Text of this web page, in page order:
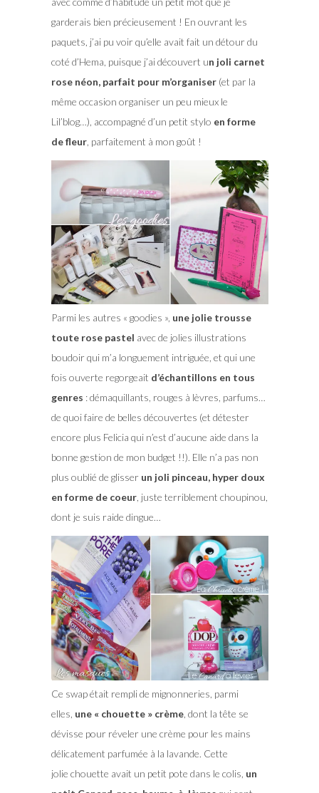
garderais bien précieusement ! En ouvrant les
paquets, j’ai pu voir qu’elle avait fait un détour du
coté d’Hema, puisque j’ai découvert un joli carnet
rose néon, parfait pour m’organiser(et par la
même occasion organiser un peu mieux le
Lil’blog…), accompagné d’un petit stylo en forme
de fleur, parfaitement à mon goût !
Parmi les autres « goodies », une jolie trousse
toute rose pastel avec de jolies illustrations
boudoir qui m’a longuement intriguée, et qui une
fois ouverte regorgeait d’échantillons en tous
genres : démaquillants, rouges à lèvres, parfums…
de quoi faire de belles découvertes (et détester
encore plus Felicia qui n’est d’aucune aide dans la
bonne gestion de mon budget !!). Elle n’a pas non
plus oublié de glisser un joli pinceau, hyper doux
en forme de coeur, juste terriblement choupinou,
dont je suis raide dingue…
Ce swap était rempli de mignonneries, parmi
elles, une « chouette » crème, dont la tête se
dévisse pour réveler une crème pour les mains
délicatement parfumée à la lavande. Cette
jolie chouette avait un petit pote dans le colis, un